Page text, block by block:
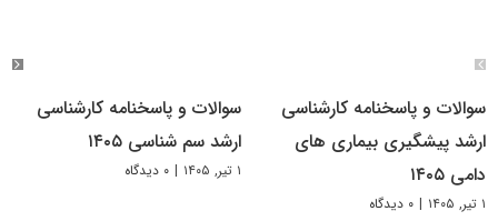
سوالات و پاسخنامه کارشناسی
ارشد پیشگیری بیماری های
دامی ۱۴۰۵
۱ تیر, ۱۴۰۵ | ۰ دیدگاه
سوالات و پاسخنامه کارشناسی
ارشد سم شناسی ۱۴۰۵
۱ تیر, ۱۴۰۵ | ۰ دیدگاه